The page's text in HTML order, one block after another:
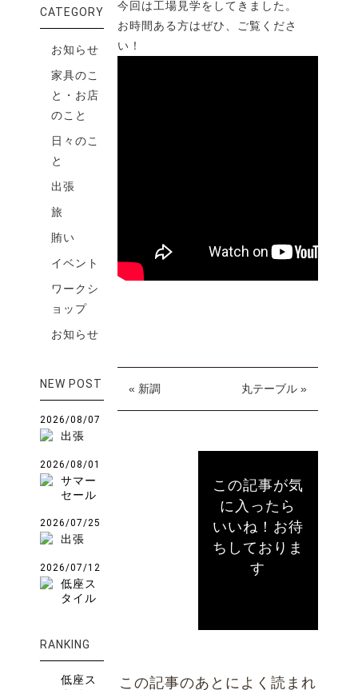
今回は工場見学をしてきました。
お時間ある方はぜひ、ご覧くださ
い！
« 新調 丸テーブル »
この記事が気
に入ったら
いいね！お待
ちしておりま
す
この記事のあとによく読まれ
CATEGORY
お知らせ
家具のこ
と・お店
のこと
日々のこ
と
出張
旅
賄い
イベント
ワークシ
ョップ
お知らせ
NEW POST
2026/08/07
出張
2026/08/01
サマー
セール
2026/07/25
出張
2026/07/12
低座ス
タイル
RANKING
低座ス